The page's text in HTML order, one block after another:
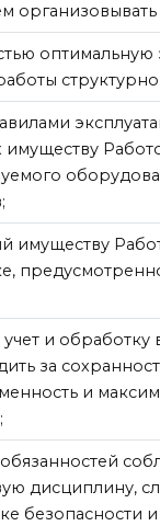
оптимальную
имуществу
и
за
и
дисциплину,
безопасности